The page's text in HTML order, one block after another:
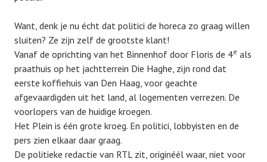
Want, denk je nu écht dat politici de horeca zo graag willen
sluiten? Ze zijn zelf de grootste klant!
Vanaf de oprichting van het Binnenhof door Floris de 4e als
praathuis op het jachtterrein Die Haghe, zijn rond dat
eerste koffiehuis van Den Haag, voor geachte
afgevaardigden uit het land, al logementen verrezen. De
voorlopers van de huidige kroegen.
Het Plein is één grote kroeg. En politici, lobbyisten en de
pers zien elkaar daar graag.
De politieke redactie van RTL zit, originéél waar, niet voor